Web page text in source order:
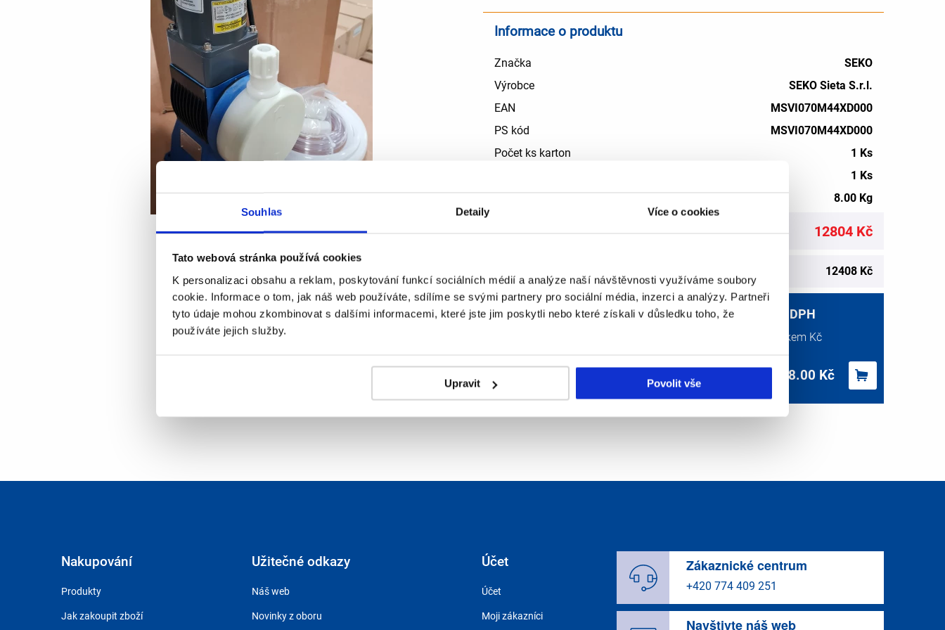
Souhlas Detaily Více o cookies
Tato webová stránka používá cookies
K personalizaci obsahu a reklam, poskytování funkcí sociálních médií a analýze naší návštěvnosti využíváme soubory
cookie. Informace o tom, jak náš web používáte, sdílíme se svými partnery pro sociální média, inzerci a analýzy. Partneři
tyto údaje mohou zkombinovat s dalšími informacemi, které jste jim poskytli nebo které získali v důsledku toho, že
používáte jejich služby.
Upravit Povolit vše
Informace o produktu
Značka
SEKO
Výrobce
SEKO Sieta S.r.l.
EAN
MSVI070M44XD000
PS kód
MSVI070M44XD000
Počet ks karton
1 Ks
1 Ks
8.00 Kg
12804 Kč
12408 Kč
Objednávané množství Konečná cena bez DPH
Celkem Kč
+
12408.00 12408.00 Kč
Nakupování
Produkty
Jak zakoupit zboží
Užitečné odkazy
Náš web
Novinky z oboru
Účet
Účet
Moji zákazníci
Zákaznické centrum
+420 774 409 251
Navštivte náš web